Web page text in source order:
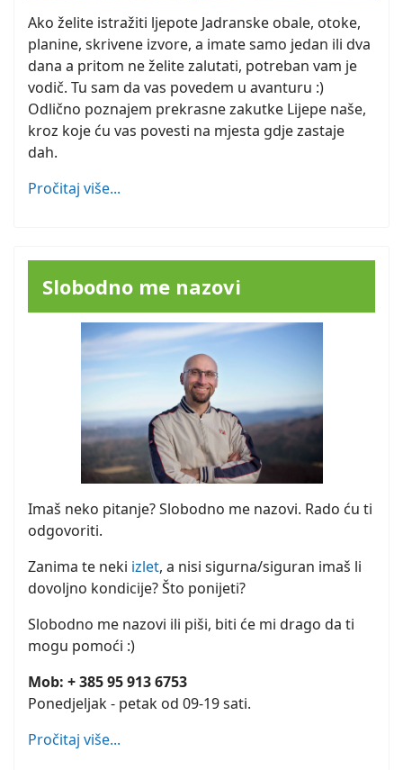
Ako želite istražiti ljepote Jadranske obale, otoke,
planine, skrivene izvore, a imate samo jedan ili dva
dana a pritom ne želite zalutati, potreban vam je
vodič. Tu sam da vas povedem u avanturu :)
Odlično poznajem prekrasne zakutke Lijepe naše,
kroz koje ću vas povesti na mjesta gdje zastaje
dah.
Pročitaj više...
Slobodno me nazovi
Imaš neko pitanje? Slobodno me nazovi. Rado ću ti
odgovoriti.
Zanima te neki izlet, a nisi sigurna/siguran imaš li
dovoljno kondicije? Što ponijeti?
Slobodno me nazovi ili piši, biti će mi drago da ti
mogu pomoći :)
Mob: + 385 95 913 6753
Ponedjeljak - petak od 09-19 sati.
Pročitaj više...